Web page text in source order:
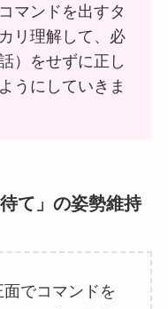
マンドを出すタ
リ理解して、必
）をせずに正し
うにしていきま
て」の姿勢維持
面でコマンドを